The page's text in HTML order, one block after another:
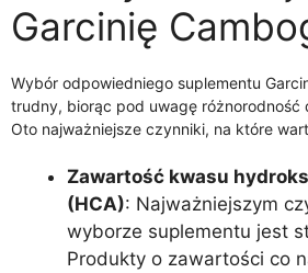
Garcinię
Wybór odpowiedniego suplementu
trudny, biorąc pod uwagę różnorodność
Oto najważniejsze czynniki, na które
Zawartość kwasu
(HCA): Najważniejszym
wyborze suplementu jest
Produkty o zawartości co